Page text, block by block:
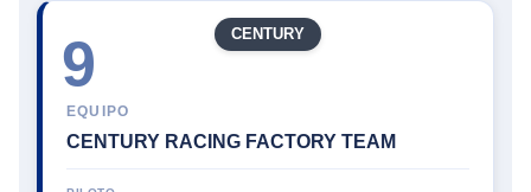
9
EQUIPO
CENTURY RACING FACTORY TEAM
CENTURY